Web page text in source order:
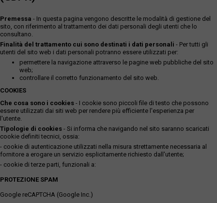
Premessa - In questa pagina vengono descritte le modalità di gestione del
sito, con riferimento al trattamento dei dati personali degli utenti che lo
consultano.
Finalità del trattamento cui sono destinati i dati personali - Per tutti gli
utenti del sito web i dati personali potranno essere utilizzati per:
permettere la navigazione attraverso le pagine web pubbliche del sito
web;
controllare il corretto funzionamento del sito web.
COOKIES
Che cosa sono i cookies - I cookie sono piccoli file di testo che possono
essere utilizzati dai siti web per rendere più efficiente l'esperienza per
l'utente.
Tipologie di cookies - Si informa che navigando nel sito saranno scaricati
cookie definiti tecnici, ossia:
- cookie di autenticazione utilizzati nella misura strettamente necessaria al
fornitore a erogare un servizio esplicitamente richiesto dall'utente;
- cookie di terze parti, funzionali a:
PROTEZIONE SPAM
Google reCAPTCHA (Google Inc.)